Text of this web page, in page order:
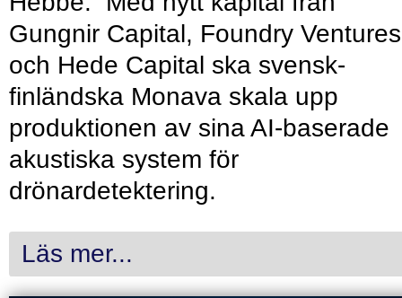
Gungnir Capital, Foundry Ventures
och Hede Capital ska svensk-
finländska Monava skala upp
produktionen av sina AI-baserade
akustiska system för
drönardetektering.
Läs mer...